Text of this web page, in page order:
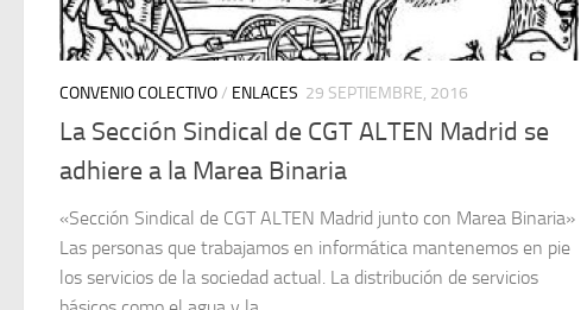
CONVENIO COLECTIVO/ ENLACES 29 SEPTIEMBRE, 2016
La Sección Sindical de CGT ALTEN Madrid se
adhiere a la Marea Binaria
«Sección Sindical de CGT ALTEN Madrid junto con Marea Binaria»
Las personas que trabajamos en informática mantenemos en pie
los servicios de la sociedad actual. La distribución de servicios